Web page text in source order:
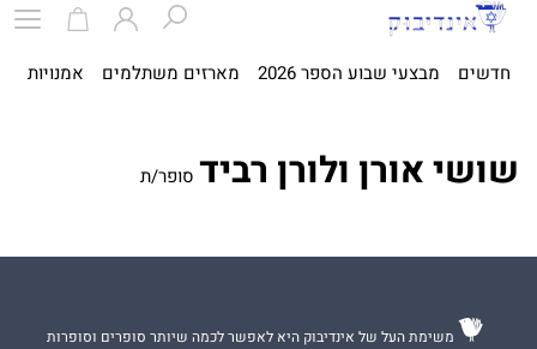
חדשים מבצעי שבוע הספר 2026 מארזים משתלמים אמנויות
שושי אורן ולורן רביד סופר/ת
משימת העל של אינדיבוק היא לאפשר לכמה שיותר סופרים וסופרות